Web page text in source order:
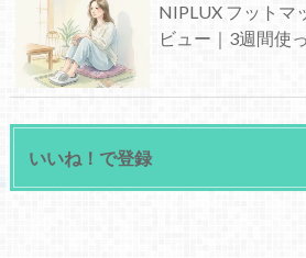
NIPLUX フットマ
ビュー｜3週間使
いいね！で登録